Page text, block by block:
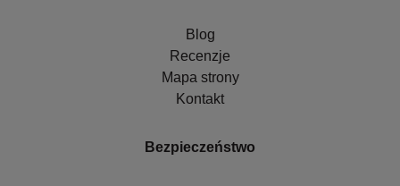
Blog
Recenzje
Mapa strony
Kontakt
Bezpieczeństwo